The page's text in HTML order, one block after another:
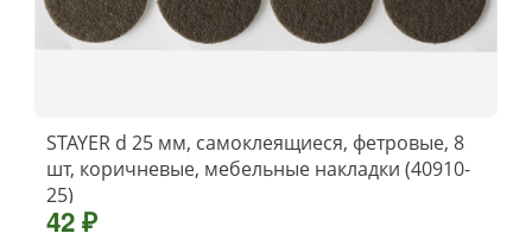
STAYER d 25 мм, самоклеящиеся, фетровые, 8
шт, коричневые, мебельные накладки (40910-
25)
42 ₽